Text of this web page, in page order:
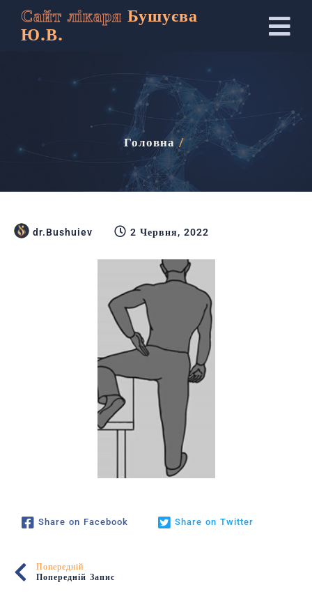
Сайт лікаря Бушуєва
Ю.В.
Головна /
dr.Bushuiev 2 Червня, 2022
Share on Facebook Share on Twitter
Попередній
Попередній Запис